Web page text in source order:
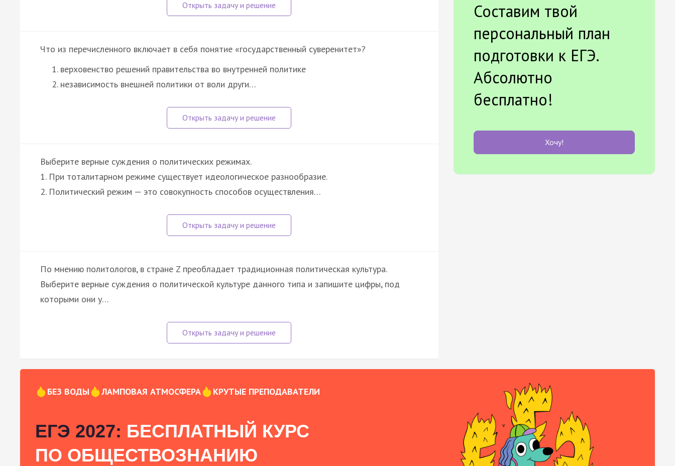
Что из перечисленного включает в себя понятие «государственный суверенитет»?
верховенство решений правительства во внутренней политике
независимость внешней политики от воли други…
Выберите верные суждения о политических режимах.
1. При тоталитарном режиме существует идеологическое разнообразие.
2. Политический режим — это совокупность способов осуществления…
По мнению политологов, в стране Z преобладает традиционная политическая культура.
Выберите верные суждения о политической культуре данного типа и запишите цифры, под
которыми они у…
Составим твой
персональный план
подготовки к ЕГЭ.
Абсолютно
бесплатно!
Хочу!
БЕЗ ВОДЫ ЛАМПОВАЯ АТМОСФЕРА КРУТЫЕ ПРЕПОДАВАТЕЛИ
ЕГЭ 2027: БЕСПЛАТНЫЙ КУРС
ПО ОБЩЕСТВОЗНАНИЮ